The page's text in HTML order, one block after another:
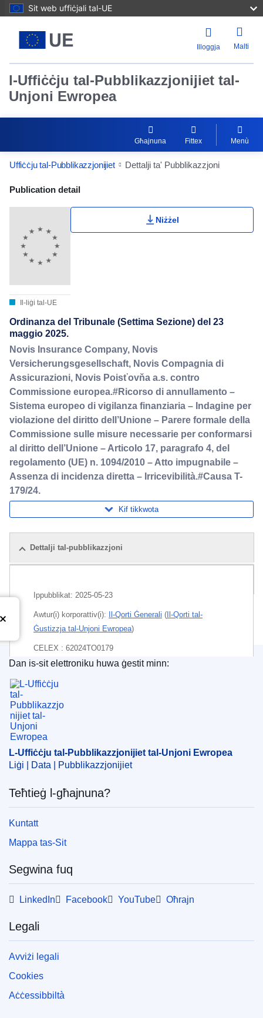
Sit web uffiċjali tal-UE
Illoggja Malti
l-Uffiċċju tal-Pubblikazzjonijiet tal-
Unjoni Ewropea
Għajnuna Fittex Menù
Uffiċċju tal-Pubblikazzjonijiet Dettalji ta' Pubblikazzjoni
Publication Detail Actions Portlet
Publication detail
Il-liġi tal-UE
Niżżel
Ordinanza del Tribunale (Settima Sezione) del 23
maggio 2025.
Novis Insurance Company, Novis
Versicherungsgesellschaft, Novis Compagnia di
Assicurazioni, Novis Poisťovňa a.s. contro
Commissione europea.#Ricorso di annullamento –
Sistema europeo di vigilanza finanziaria – Indagine per
violazione del diritto dell’Unione – Parere formale della
Commissione sulle misure necessarie per conformarsi
al diritto dell’Unione – Articolo 17, paragrafo 4, del
regolamento (UE) n. 1094/2010 – Atto impugnabile –
Assenza di incidenza diretta – Irricevibilità.#Causa T-
179/24.
Kif tikkwota
Dettalji tal-pubblikazzjoni
Ippubblikat: 2025-05-23
Awtur(i) korporattiv(i): Il-Qorti Ġenerali ( Il-Qorti tal-
Ġustizzja tal-Unjoni Ewropea)
CELEX : 62024TO0179
ECLI : ECLI:EU:T:2025:554
L-Uffiċċju tal-Pubblikazzjonijiet tal-Unjoni
Dan is-sit elettroniku huwa ġestit minn:
L-Uffiċċju tal-Pubblikazzjonijiet tal-Unjoni Ewropea
Liġi | Data | Pubblikazzjonijiet
Teħtieġ l-għajnuna?
Kuntatt
Mappa tas-Sit
Segwina fuq
LinkedIn Facebook YouTube Oħrajn
Legali
Avviżi legali
Cookies
Aċċessibbiltà